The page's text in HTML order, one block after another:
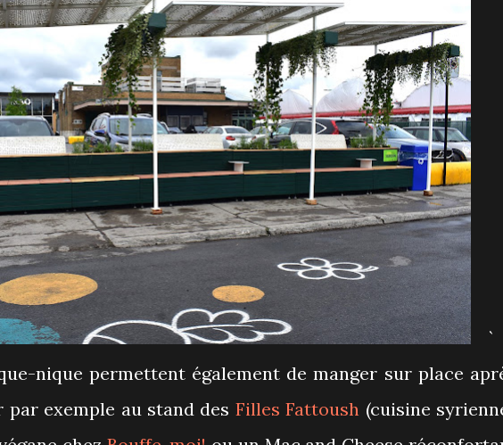
`
nique permettent également de manger sur place
exemple au stand des Filles Fattoush (cuisine